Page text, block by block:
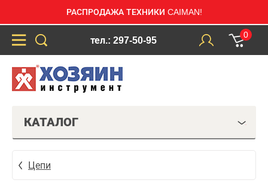
РАСПРОДАЖА ТЕХНИКИ CAIMAN!
тел.: 297-50-95
0
КАТАЛОГ
Цепи